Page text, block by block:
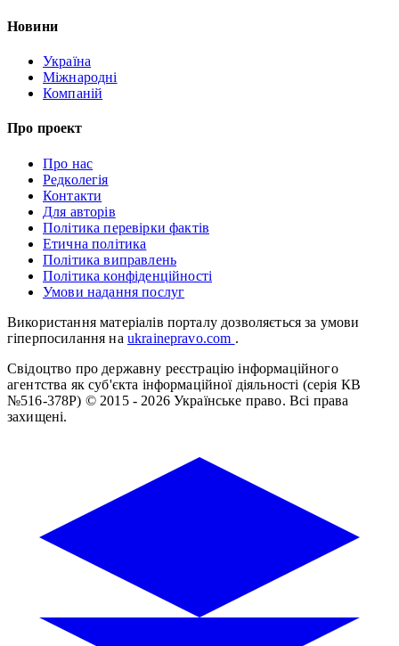
Новини
Україна
Міжнародні
Компаній
Про проект
Про нас
Редколегія
Контакти
Для авторів
Політика перевірки фактів
Етична політика
Політика виправлень
Політика конфіденційності
Умови надання послуг
Використання матеріалів порталу дозволяється за умови
гіперпосилання на ukrainepravo.com .
Свідоцтво про державну реєстрацію інформаційного
агентства як суб'єкта інформаційної діяльності (серія КВ
№516-378Р) © 2015 - 2026 Українське право. Всі права
захищені.